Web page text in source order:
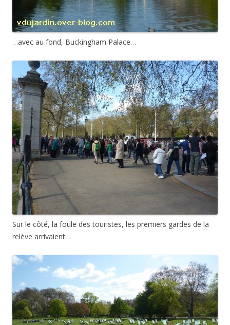
…avec au fond, Buckingham Palace…
Sur le côté, la foule des touristes, les premiers gardes de la
relève arrivaient…